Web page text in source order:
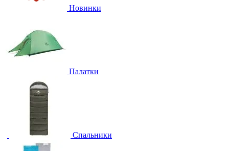
Новинки
Палатки
Спальники